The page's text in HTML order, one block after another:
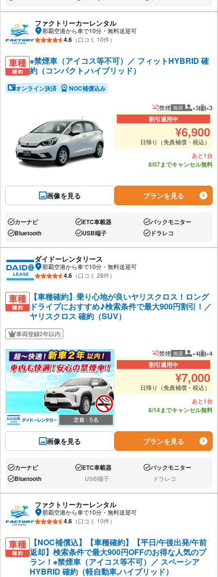
ファクトリーカーレンタル
那覇空港から車で10分・無料送迎可
4.6 （口コミ 10件）
※禁煙車（アイコス等不可）／ フィットHYBRID 確
約（コンパクト,ハイブリッド）
オンライン決済 NOC補償込み
画像を見る
禁煙 推奨 推奨人数
×3 推
×3
割引適用中
¥6,900
日帰り（免責補償・税込）
あと1台
8/07までキャンセル無料
プランを見る
あり:カーナビ あり:ETC車載器 あり:バックモニター
あり:Bluetooth あり:USB端子 あり:ドラレコ
ダイドーレンタリース
那覇空港から車で10分・無料送迎可
4.6 （口コミ 28件）
【車種確約】乗り心地が良いヤリスクロス！ロング
ドライプにおすすめ♪検索条件で最大900円割引！／
ヤリスクロス 確約（SUV）
車両登録2年以内
画像を見る
禁煙 推奨 推奨人数
×4 推
×4
割引適用中
¥7,000
日帰り（免責補償・税込）
あと1台
8/14までキャンセル無料
プランを見る
あり:カーナビ あり:ETC車載器 あり:バックモニター
あり:Bluetooth なし:USB端子 なし:ドラレコ
ファクトリーカーレンタル
那覇空港から車で10分・無料送迎可
4.6 （口コミ 10件）
【NOC補償込】【車種確約】【平日/午後出発/午前
返却】検索条件で最大900円OFFのお得な人気のプ
ラン！※禁煙車（アイコス等不可）／ スペーシア
HYBRID 確約（軽自動車,ハイブリッド）